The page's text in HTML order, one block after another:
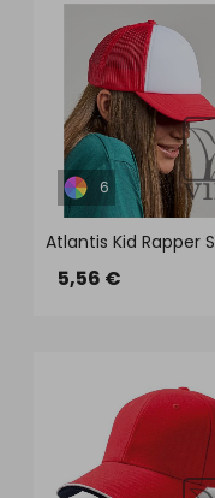
6
Atlantis Kid Rapper S
5,56 €